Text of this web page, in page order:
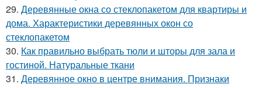
29. Деревянные окна со стеклопакетом для квартиры и
дома. Характеристики деревянных окон со
стеклопакетом
30. Как правильно выбрать тюли и шторы для зала и
гостиной. Натуральные ткани
31. Деревянное окно в центре внимания. Признаки